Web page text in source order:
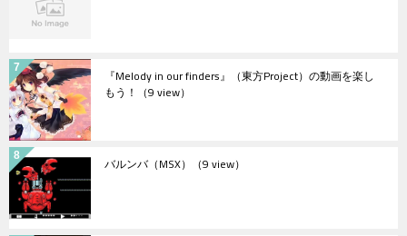
『Melody in our finders』（東方Project）の動画を楽し
もう！ （9 view）
バルンバ（MSX） （9 view）